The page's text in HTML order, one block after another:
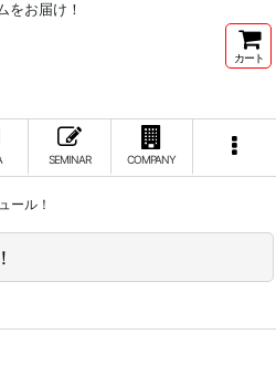
をお届け！
カート
SEMINAR COMPANY
ール！